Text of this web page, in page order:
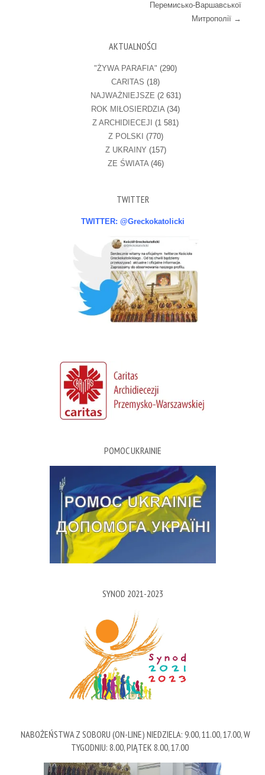
Перемисько-Варшавської
Митрополії →
AKTUALNOŚCI
"ŻYWA PARAFIA" (290)
CARITAS (18)
NAJWAŻNIEJSZE (2 631)
ROK MIŁOSIERDZIA(34)
Z ARCHIDIECEJI (1 581)
Z POLSKI (770)
Z UKRAINY (157)
ZE ŚWIATA(46)
TWITTER
TWITTER: @Greckokatolicki
POMOC UKRAINIE
SYNOD 2021-2023
NABOŻEŃSTWA Z SOBORU (ON-LINE) NIEDZIELA: 9.00, 11.00, 17.00, W
TYGODNIU: 8.00, PIĄTEK 8.00, 17.00